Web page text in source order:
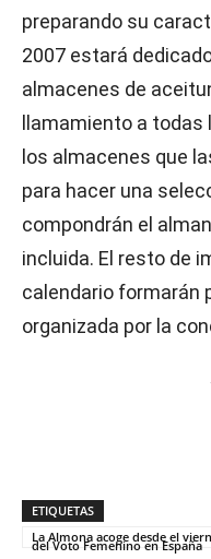
preparando su
2007 estará
almacenes de
llamamiento a
los almacenes que
para hacer una
compondrán el
incluida. El resto de
calendario formarán
organizada por la
ETIQUETAS
La Almona acoge desde el
del Voto Femenino en España